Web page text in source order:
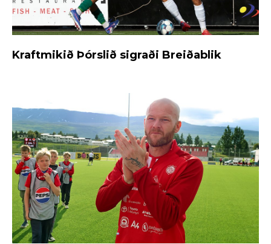
Kraftmikið Þórslið sigraði Breiðablik